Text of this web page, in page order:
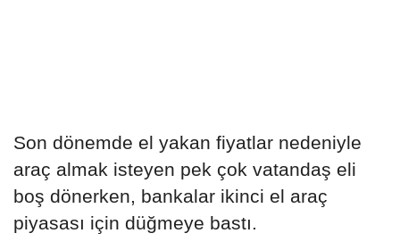
Son dönemde el yakan fiyatlar nedeniyle
araç almak isteyen pek çok vatandaş eli
boş dönerken, bankalar ikinci el araç
piyasası için düğmeye bastı.